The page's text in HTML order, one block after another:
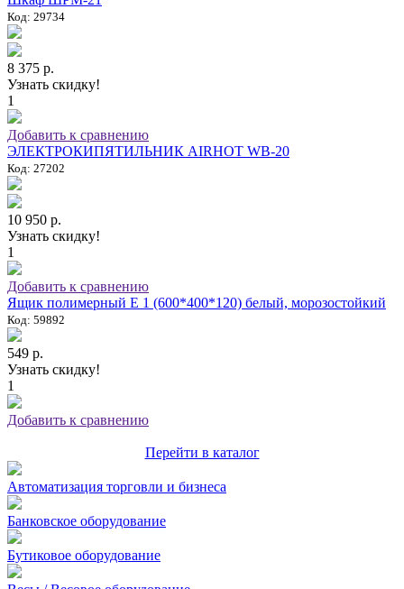
Код: 29734
8 375 р.
Узнать скидку!
1
Добавить к сравнению
ЭЛЕКТРОКИПЯТИЛЬНИК AIRHOT WB-20
Код: 27202
10 950 р.
Узнать скидку!
1
Добавить к сравнению
Ящик полимерный E 1 (600*400*120) белый, морозостойкий
Код: 59892
549 р.
Узнать скидку!
1
Добавить к сравнению
Перейти в каталог
Автоматизация торговли и бизнеса
Банковское оборудование
Бутиковое оборудование